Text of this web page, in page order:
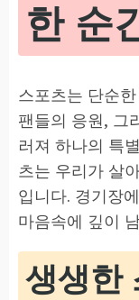
한 순
스포츠는 단순
팬들의 응원, 그
러져 하나의 특
츠는 우리가 살
입니다. 경기장
마음속에 깊이
생생한